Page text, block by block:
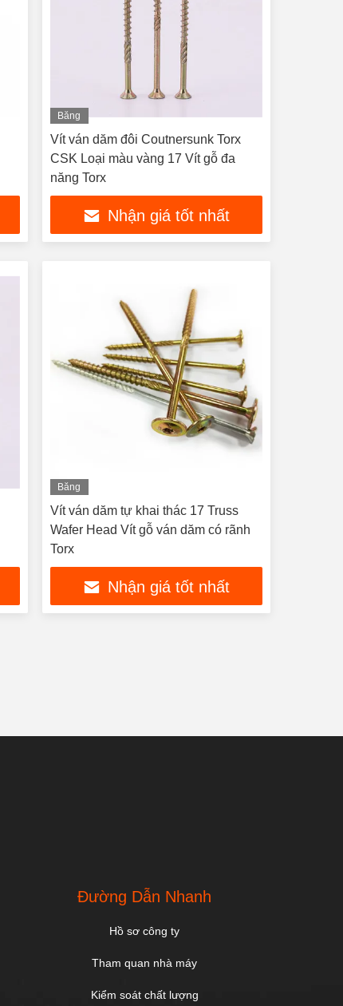
Băng
hình
Vít ván dăm đôi Coutnersunk Torx
CSK Loại màu vàng 17 Vít gỗ đa
năng Torx
Nhận giá tốt nhất
Băng
hình
Vít ván dăm tự khai thác 17 Truss
Wafer Head Vít gỗ ván dăm có rãnh
Torx
Nhận giá tốt nhất
Đường Dẫn Nhanh
Hồ sơ công ty
Tham quan nhà máy
Kiểm soát chất lượng